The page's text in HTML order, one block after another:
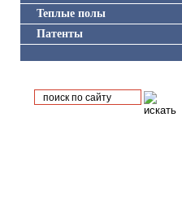
Теплые полы
Патенты